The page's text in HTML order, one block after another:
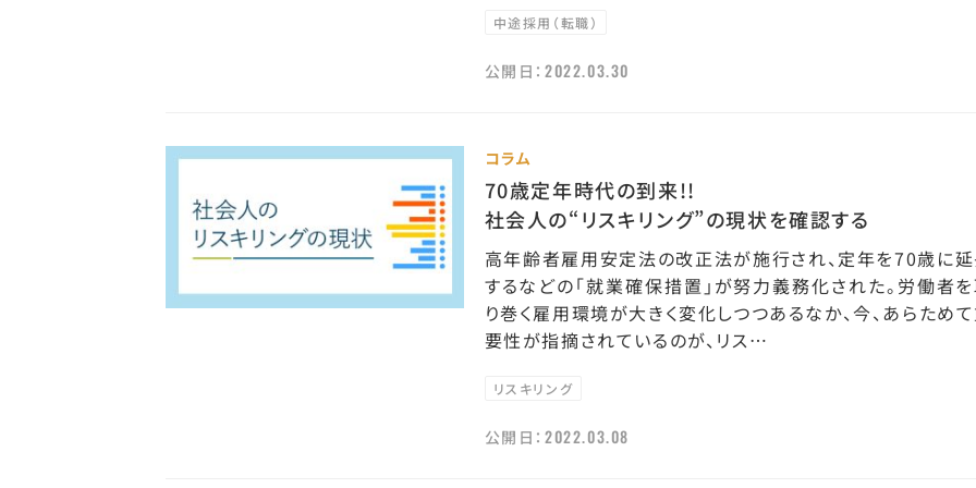
中途採用（転職）
公開日：2022.03.30
コラム
70歳定年時代の到来!!
社会人の“リスキリング”の現状を確認する
高年齢者雇用安定法の改正法が施行され、定年を70歳に
するなどの「就業確保措置」が努力義務化された。労働者
り巻く雇用環境が大きく変化しつつあるなか、今、あらため
要性が指摘されているのが、リス…
リスキリング
公開日：2022.03.08